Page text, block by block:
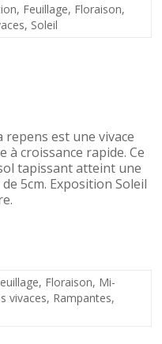
, Feuillage, Floraison,
, Soleil
repens est une vivace
à croissance rapide. Ce
tapissant atteint une
5cm. Exposition Soleil
, Floraison, Mi-
vivaces, Rampantes,